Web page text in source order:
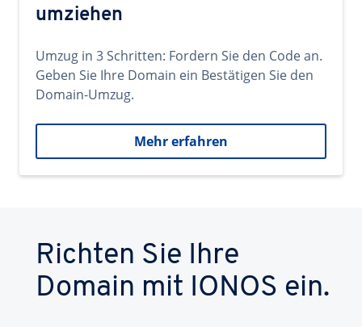
umziehen
Umzug in 3 Schritten: Fordern Sie den Code an.
Geben Sie Ihre Domain ein Bestätigen Sie den
Domain-Umzug.
Mehr erfahren
Richten Sie Ihre
Domain mit IONOS ein.